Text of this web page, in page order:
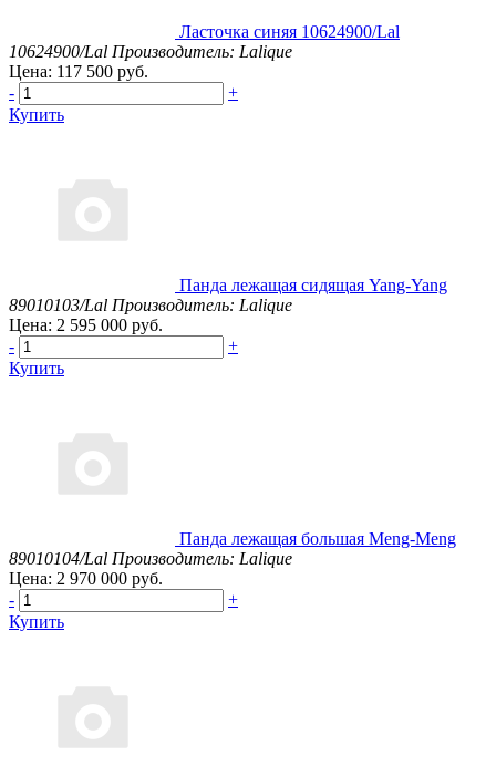
Ласточка синяя 10624900/Lal
10624900/Lal Производитель: Lalique
Цена: 117 500 руб.
-
+
Купить
Панда лежащая сидящая Yang-Yang
89010103/Lal Производитель: Lalique
Цена: 2 595 000 руб.
-
+
Купить
Панда лежащая большая Meng-Meng
89010104/Lal Производитель: Lalique
Цена: 2 970 000 руб.
-
+
Купить